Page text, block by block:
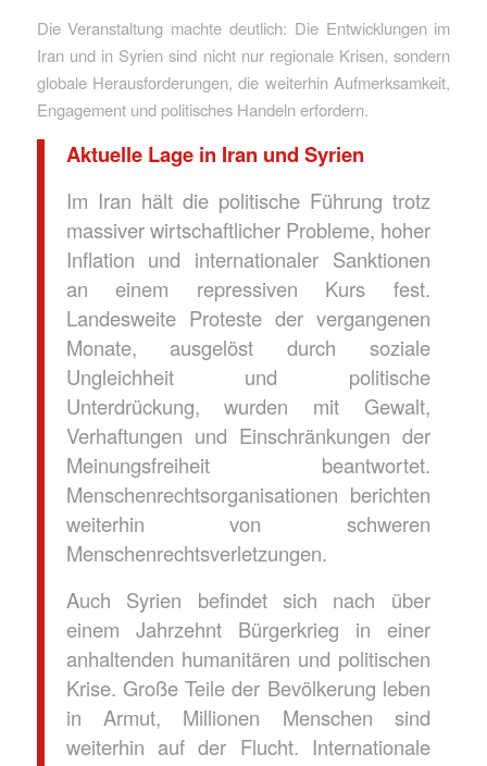
Die Veranstaltung machte deutlich: Die Entwicklungen im
Iran und in Syrien sind nicht nur regionale Krisen, sondern
globale Herausforderungen, die weiterhin Aufmerksamkeit,
Engagement und politisches Handeln erfordern.
Aktuelle Lage in Iran und Syrien
Im Iran hält die politische Führung trotz
massiver wirtschaftlicher Probleme, hoher
Inflation und internationaler Sanktionen
an einem repressiven Kurs fest.
Landesweite Proteste der vergangenen
Monate, ausgelöst durch soziale
Ungleichheit und politische
Unterdrückung, wurden mit Gewalt,
Verhaftungen und Einschränkungen der
Meinungsfreiheit beantwortet.
Menschenrechtsorganisationen berichten
weiterhin von schweren
Menschenrechtsverletzungen.
Auch Syrien befindet sich nach über
einem Jahrzehnt Bürgerkrieg in einer
anhaltenden humanitären und politischen
Krise. Große Teile der Bevölkerung leben
in Armut, Millionen Menschen sind
weiterhin auf der Flucht. Internationale